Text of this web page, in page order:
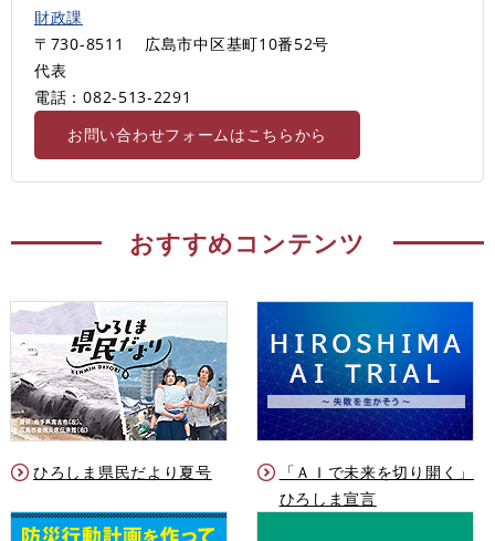
財政課
〒730-8511
広島市中区基町10番52号
代表
電話：082-513‐2291
お問い合わせフォームはこちらから
おすすめコンテンツ
ひろしま県民だより夏号
「ＡＩで未来を切り開く」
ひろしま宣言